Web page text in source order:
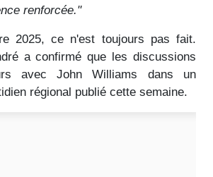
renforcée."
2025, ce n'est toujours pas fait.
a confirmé que les discussions
avec John Williams dans un
régional publié cette semaine.